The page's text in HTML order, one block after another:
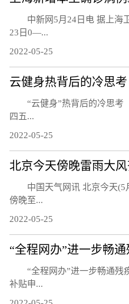
中新网5月24日电 据上海卫
23日0—...
2022-05-25
“云健身”热背后的冷思考
四五...
2022-05-25
中国天气网讯 北京今天(5
傍晚至...
2022-05-25
“全程网办”进一步畅通
补贴申...